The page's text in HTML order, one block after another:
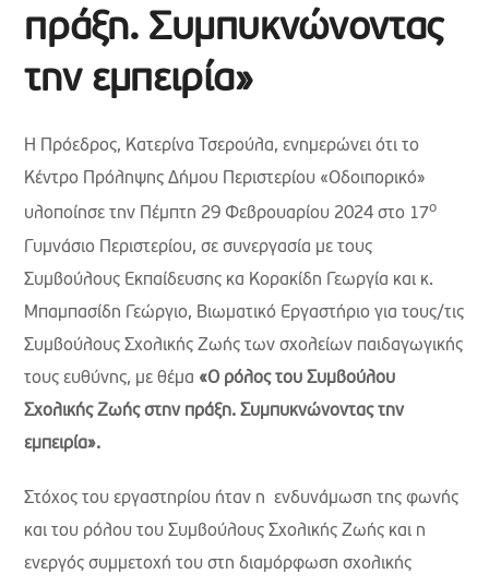
πράξη. Συμπυκνώνοντας
την εμπειρία»
Η Πρόεδρος, Κατερίνα Τσερούλα, ενημερώνει ότι το
Κέντρο Πρόληψης Δήμου Περιστερίου «Οδοιπορικό»
υλοποίησε την Πέμπτη 29 Φεβρουαρίου 2024 στο 17ο
Γυμνάσιο Περιστερίου, σε συνεργασία με τους
Συμβούλους Εκπαίδευσης κα Κορακίδη Γεωργία και κ.
Μπαμπασίδη Γεώργιο, Βιωματικό Εργαστήριο για τους/τις
Συμβούλους Σχολικής Ζωής των σχολείων παιδαγωγικής
τους ευθύνης, με θέμα «Ο ρόλος του Συμβούλου
Σχολικής Ζωής στην πράξη. Συμπυκνώνοντας την
εμπειρία».
Στόχος του εργαστηρίου ήταν η ενδυνάμωση της φωνής
και του ρόλου του Συμβούλους Σχολικής Ζωής και η
ενεργός συμμετοχή του στη διαμόρφωση σχολικής